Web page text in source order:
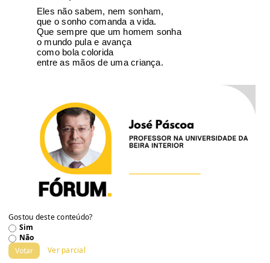
Eles não sabem, nem sonham,
que o sonho comanda a vida.
Que sempre que um homem sonha
o mundo pula e avança
como bola colorida
entre as mãos de uma criança.
Gostou deste conteúdo?
Sim
Não
Votar
Ver parcial